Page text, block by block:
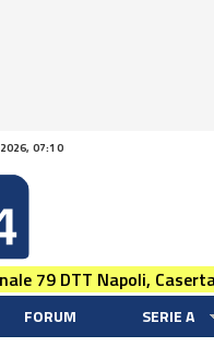
07:10
79 DTT Napoli,
FORUM SERIE A